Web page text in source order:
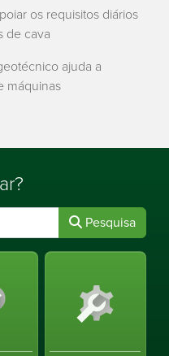
os requisitos diários
de cava
ajuda a
máquinas
Pesquisa